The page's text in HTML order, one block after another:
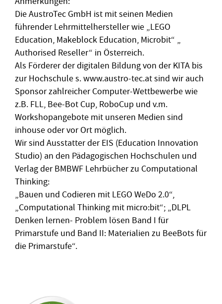
Die AustroTec GmbH ist mit seinen Medien
führender Lehrmittelhersteller wie „LEGO
Education, Makeblock Education, Microbit“ „
Authorised Reseller“ in Österreich.
Als Förderer der digitalen Bildung von der KITA bis
zur Hochschule s. www.austro-tec.at sind wir auch
Sponsor zahlreicher Computer-Wettbewerbe wie
z.B. FLL, Bee-Bot Cup, RoboCup und v.m.
Workshopangebote mit unseren Medien sind
inhouse oder vor Ort möglich.
Wir sind Ausstatter der EIS (Education Innovation
Studio) an den Pädagogischen Hochschulen und
Verlag der BMBWF Lehrbücher zu Computational
Thinking:
„Bauen und Codieren mit LEGO WeDo 2.0“,
„Computational Thinking mit micro:bit“; „DLPL
Denken lernen- Problem lösen Band I für
Primarstufe und Band II: Materialien zu BeeBots für
die Primarstufe“.